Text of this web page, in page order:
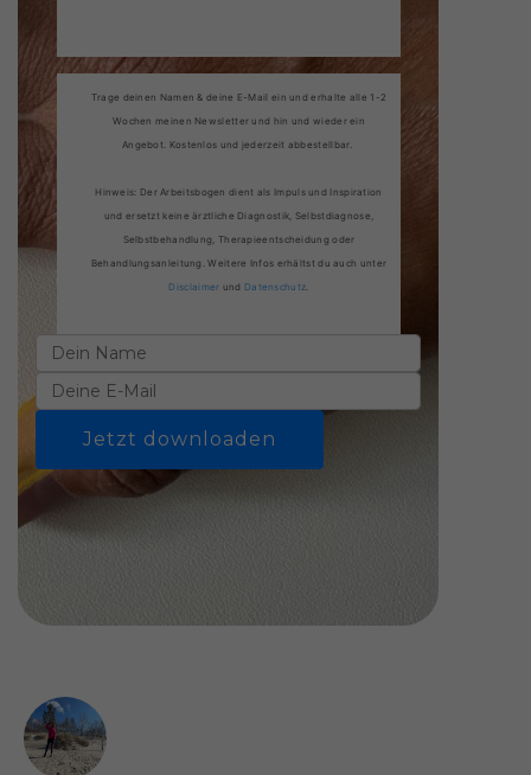
Trage deinen Namen & deine E-Mail ein und erhalte alle 1-2
Wochen meinen Newsletter und hin und wieder ein
Angebot. Kostenlos und jederzeit abbestellbar.
Hinweis: Der Arbeitsbogen dient als Impuls und Inspiration
und ersetzt keine ärztliche Diagnostik, Selbstdiagnose,
Selbstbehandlung, Therapieentscheidung oder
Behandlungsanleitung. Weitere Infos erhältst du auch unter
Disclaimer und Datenschutz
Jetzt downloaden